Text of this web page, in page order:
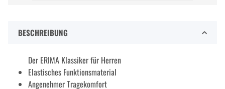
BESCHREIBUNG
Der ERIMA Klassiker für Herren
Elastisches Funktionsmaterial
Angenehmer Tragekomfort